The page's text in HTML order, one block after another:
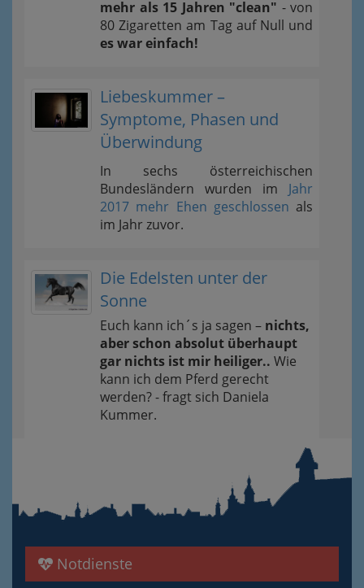
mehr als 15 Jahren "clean" - von
80 Zigaretten am Tag auf Null und
es war einfach!
Liebeskummer –
Symptome, Phasen und
Überwindung
In sechs österreichischen
Bundesländern wurden im Jahr
2017 mehr Ehen geschlossen als
im Jahr zuvor.
Die Edelsten unter der
Sonne
Euch kann ich´s ja sagen – nichts,
aber schon absolut überhaupt
gar nichts ist mir heiliger.. Wie
kann ich dem Pferd gerecht
werden? - fragt sich Daniela
Kummer.
Notdienste